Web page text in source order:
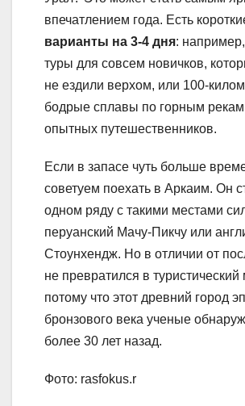
впечатлением года. Есть
варианты на 3-4 дня:
туры для совсем новичков,
не ездили верхом, или 100-
бодрые сплавы по горным
опытных путешественников.
Если в запасе чуть больше
советуем поехать в Аркаим. Он
одном ряду с такими местами
перуанский Мачу-Пикчу или
Стоунхендж. Но в отличии от
не превратился в туристический
потому что этот древний город
бронзового века ученые
более 30 лет назад.
Фото: rasfokus.r